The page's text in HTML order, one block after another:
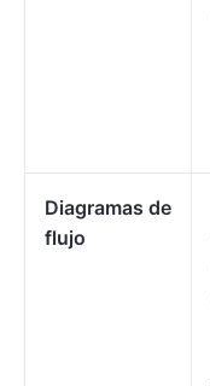
Diagramas de
flujo